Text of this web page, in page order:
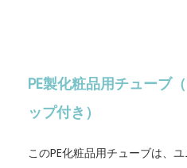
PE製化粧品用チューブ
ップ付き）
このPE化粧品用チューブは、